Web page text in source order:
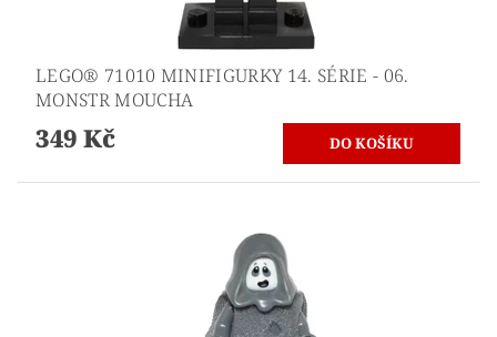
LEGO® 71010 MINIFIGURKY 14. SÉRIE - 06.
MONSTR MOUCHA
349 Kč